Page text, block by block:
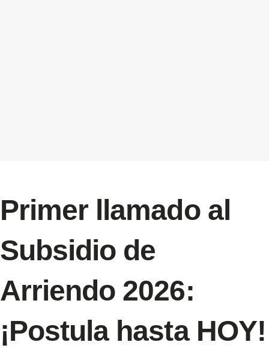
Primer llamado al
Subsidio de
Arriendo 2026:
¡Postula hasta HOY!